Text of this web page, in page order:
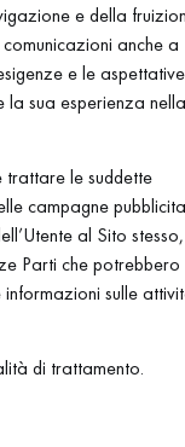
e della
anche a
e le aspettative
la sua esperienza nella
le suddette
campagne
al Sito stesso,
Parti che potrebbero
sulle
di trattamento.